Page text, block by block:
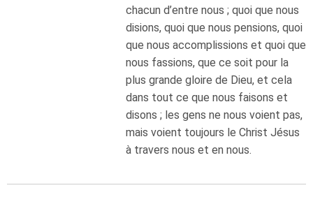
chacun d’entre nous ; quoi que nous
disions, quoi que nous pensions, quoi
que nous accomplissions et quoi que
nous fassions, que ce soit pour la
plus grande gloire de Dieu, et cela
dans tout ce que nous faisons et
disons ; les gens ne nous voient pas,
mais voient toujours le Christ Jésus
à travers nous et en nous.